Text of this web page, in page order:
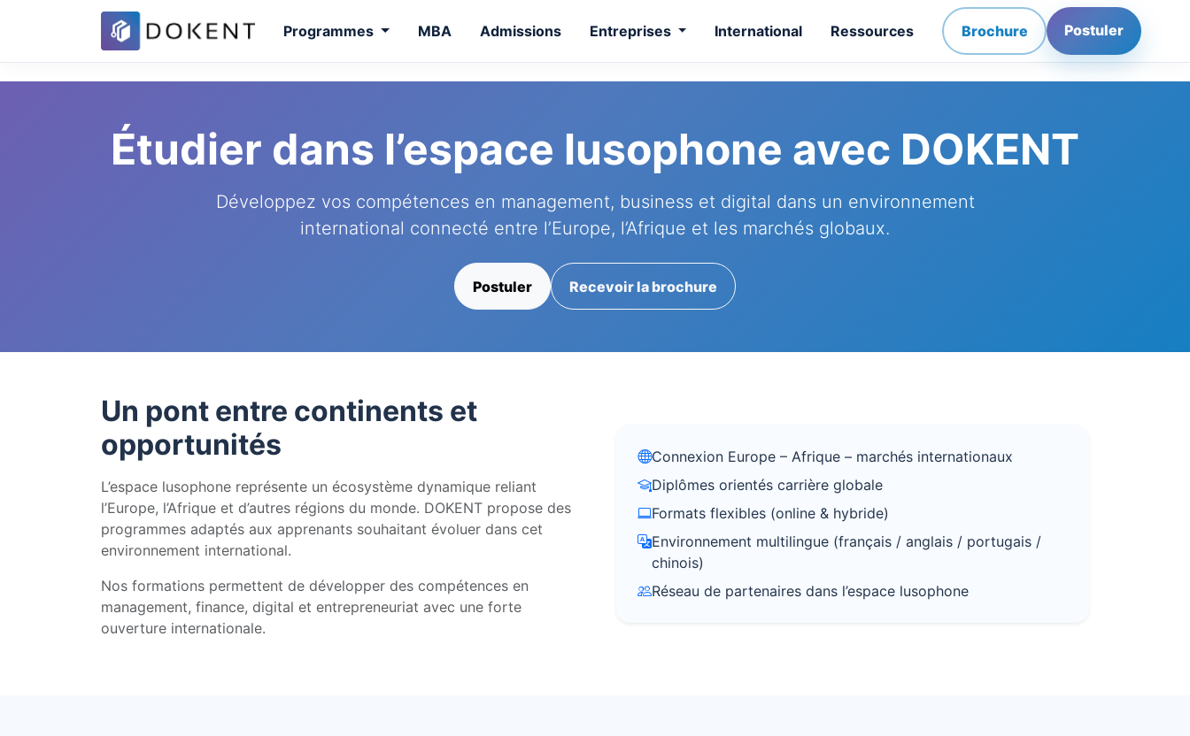
Programmes MBA Admissions Entreprises International Ressources Brochure Postuler
Étudier dans l’espace lusophone avec DOKENT
Développez vos compétences en management, business et digital dans un environnement
international connecté entre l’Europe, l’Afrique et les marchés globaux.
Postuler Recevoir la brochure
Un pont entre continents et
opportunités
L’espace lusophone représente un écosystème dynamique reliant
l’Europe, l’Afrique et d’autres régions du monde. DOKENT propose des
programmes adaptés aux apprenants souhaitant évoluer dans cet
environnement international.
Nos formations permettent de développer des compétences en
management, finance, digital et entrepreneuriat avec une forte
ouverture internationale.
Connexion Europe – Afrique – marchés internationaux
Diplômes orientés carrière globale
Formats flexibles (online & hybride)
Environnement multilingue (français / anglais / portugais /
chinois)
Réseau de partenaires dans l’espace lusophone